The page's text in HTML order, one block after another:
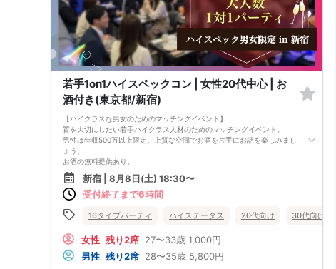
若手1on1ハイスペックコン | 女性20代中心 | お
酒付き(東京都/新宿)
【ハイクラスな男女のためのマッチングイベント】
質を大切にしたい若手ハイクラス人材のためのマッチングイベント。
男性は年収500万以上限定。上質な空間でお酒を片手にお話を楽しみまし
ょう。
お酒の無料提供あり。
【注意事項】
■当日の持ち物
・公的身分証明書 ※ご提示いただけない方はご参加いただけません
・最善を尽くしておりますが、やむを得ない事情（ご予約者様の当日キャ
交通費等の補償は致しかねますのであらかじめご了承ください。
・当日は時間に余裕をもってお越しください。10分以上の遅刻はご参加を
お断りする場合がございます。
新宿 | 8月8日(土) 18:30〜
受付終了まで6時間
16タイプパーティ ハイステータス 20代向け 30代向け
女性 残り2席 27〜33歳 1,000円
男性 残り2席 28〜35歳 5,800円